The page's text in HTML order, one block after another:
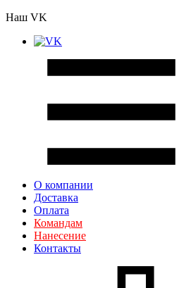
Наш VK
О компании
Доставка
Оплата
Командам
Нанесение
Контакты